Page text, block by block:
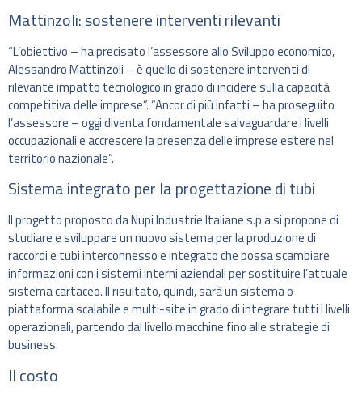
Mattinzoli: sostenere interventi rilevanti
“L’obiettivo – ha precisato l’assessore allo Sviluppo economico,
Alessandro Mattinzoli – è quello di sostenere interventi di
rilevante impatto tecnologico in grado di incidere sulla capacità
competitiva delle imprese”. “Ancor di più infatti – ha proseguito
l’assessore – oggi diventa fondamentale salvaguardare i livelli
occupazionali e accrescere la presenza delle imprese estere nel
territorio nazionale”.
Sistema integrato per la progettazione di tubi
Il progetto proposto da Nupi Industrie Italiane s.p.a si propone di
studiare e sviluppare un nuovo sistema per la produzione di
raccordi e tubi interconnesso e integrato che possa scambiare
informazioni con i sistemi interni aziendali per sostituire l’attuale
sistema cartaceo. Il risultato, quindi, sarà un sistema o
piattaforma scalabile e multi-site in grado di integrare tutti i livelli
operazionali, partendo dal livello macchine fino alle strategie di
business.
Il costo